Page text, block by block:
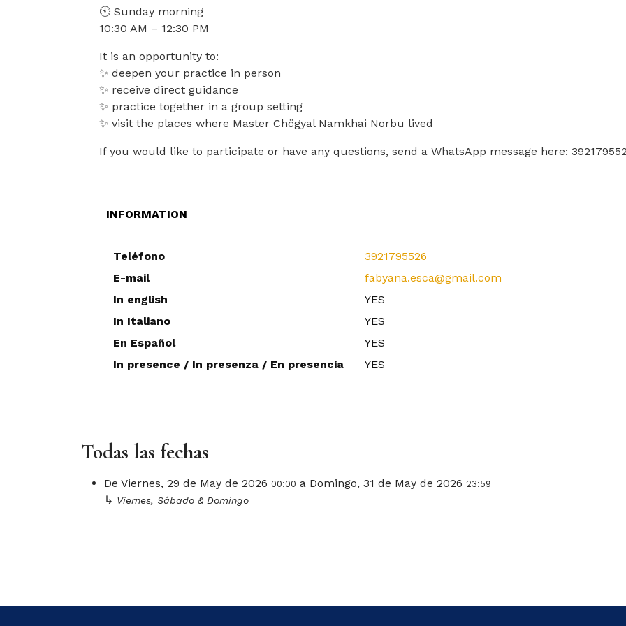
🕙 Sunday morning
10:30 AM – 12:30 PM
It is an opportunity to:
✨ deepen your practice in person
✨ receive direct guidance
✨ practice together in a group setting
✨ visit the places where Master Chögyal Namkhai Norbu lived
If you would like to participate or have any questions, send a WhatsApp message here:
INFORMATION
Teléfono
3921795526
E-mail
fabyana.esca@gmail.com
In english
YES
In Italiano
YES
En Español
YES
In presence / In presenza / En presencia
YES
Todas las fechas
De Viernes, 29 de May de 2026 00:00 a Domingo, 31 de May de 2026 23:59
↳ Viernes, Sábado & Domingo